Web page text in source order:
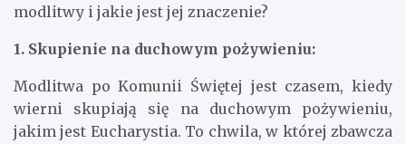
modlitwy i jakie jest jej znaczenie?
1. Skupienie na duchowym pożywieniu:
Modlitwa po Komunii Świętej jest czasem, kiedy
wierni skupiają się na duchowym pożywieniu,
jakim jest Eucharystia. To chwila, w której zbawcza